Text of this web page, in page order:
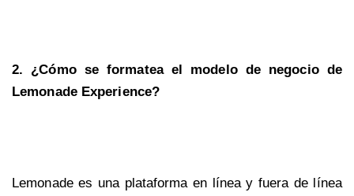
2. ¿Cómo se formatea el modelo de negocio de
Lemonade Experience?
Lemonade es una plataforma en línea y fuera de línea